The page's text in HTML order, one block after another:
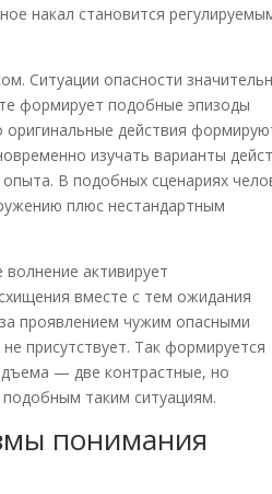
накал становится
Ситуации опасности
формирует подобные эпизоды
действия
изучать варианты
В подобных сценариях
плюс нестандартным
активирует
вместе с тем ожидания
проявлением чужим опасными
присутствует. Так формируется
— две контрастные, но
таким ситуациям.
понимания